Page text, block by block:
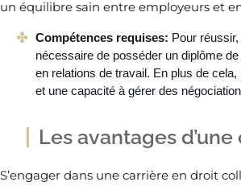
un équilibre sain entre employeurs et
Compétences requises: Pour
nécessaire de posséder un diplôme
en relations de travail. En plus de
et une capacité à gérer des
Les avantages
S’engager dans une carrière en droit